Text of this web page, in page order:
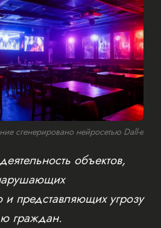
сгенерировано нейросетью Dall-e
объектов,
и представляющих угрозу
граждан.